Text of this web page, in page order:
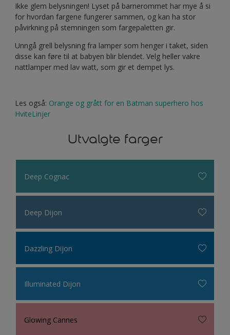
Ikke glem belysningen! Lyset på barnerommet har mye å si
for hvordan fargene fungerer sammen, og kan ha stor
påvirkning på stemningen som fargepaletten gir.
Unngå grell belysning fra lamper som henger i taket, siden
disse kan føre til at babyen blir blendet. Velg heller vakre
nattlamper med lav watt, som gir et dempet lys.
Les også: Orange og grått for en Batman superhero hos
HviteLinjer
Utvalgte farger
Deep Cognac
Deep Dijon
Dazzling Dijon
Illuminated Dijon
Glowing Cannes